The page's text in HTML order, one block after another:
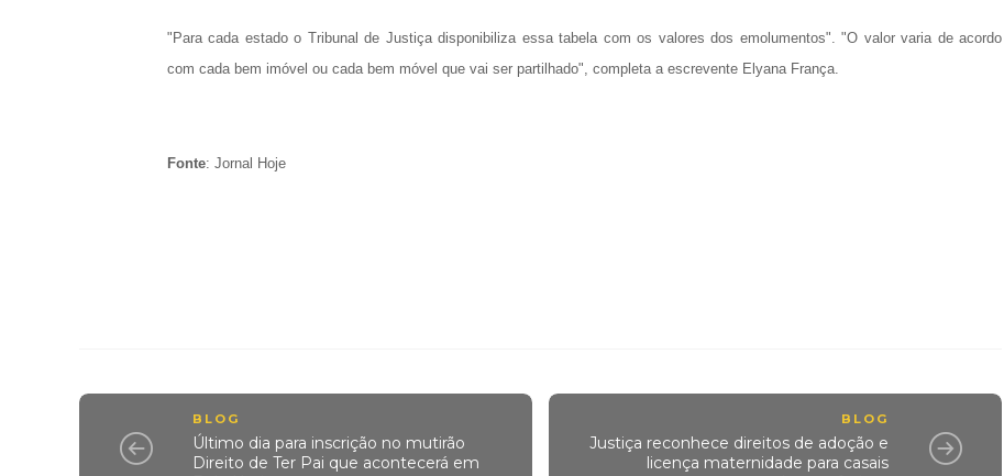
"Para cada estado o Tribunal de Justiça disponibiliza essa tabela com os valores dos emolumentos". "O valor varia de acordo
com cada bem imóvel ou cada bem móvel que vai ser partilhado", completa a escrevente Elyana França.
Fonte: Jornal Hoje
BLOG
Último dia para inscrição no mutirão
Direito de Ter Pai que acontecerá em
BLOG
Justiça reconhece direitos de adoção e
licença maternidade para casais